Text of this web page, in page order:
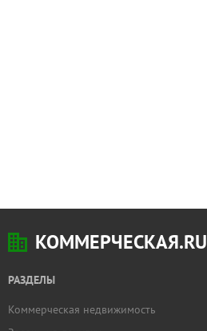
КОММЕРЧЕСКАЯ.RU
РАЗДЕЛЫ
Коммерческая недвижимость